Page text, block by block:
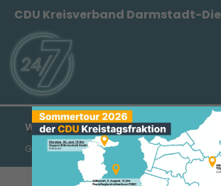
CDU Kreisverband Darmstadt-
WERNER THOMAS: FÜR DIE WERTE
Großer Vertrauensvorschuss für Reinhold